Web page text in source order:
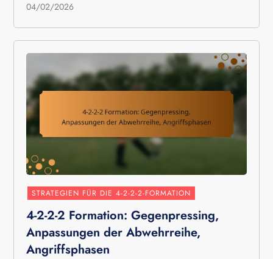
04/02/2026
STRATEGIEN FÜR DIE 4-2-2-2-FORMATION
4-2-2-2 Formation: Gegenpressing,
Anpassungen der Abwehrreihe,
Angriffsphasen